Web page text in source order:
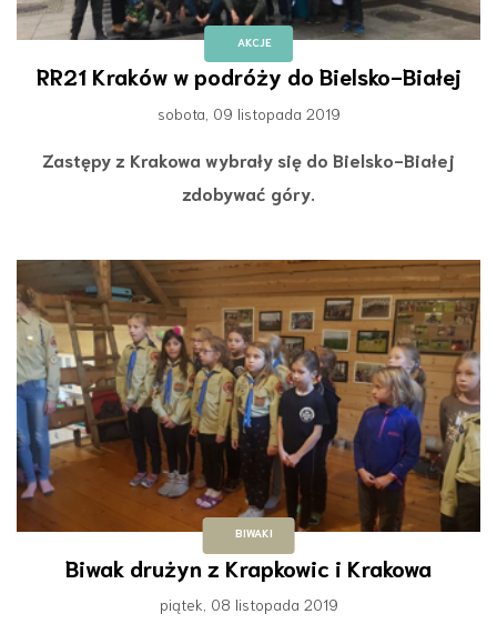
AKCJE
RR21 Kraków w podróży do Bielsko-Białej
sobota, 09 listopada 2019
Zastępy z Krakowa wybrały się do Bielsko-Białej
zdobywać góry.
BIWAKI
Biwak drużyn z Krapkowic i Krakowa
piątek, 08 listopada 2019